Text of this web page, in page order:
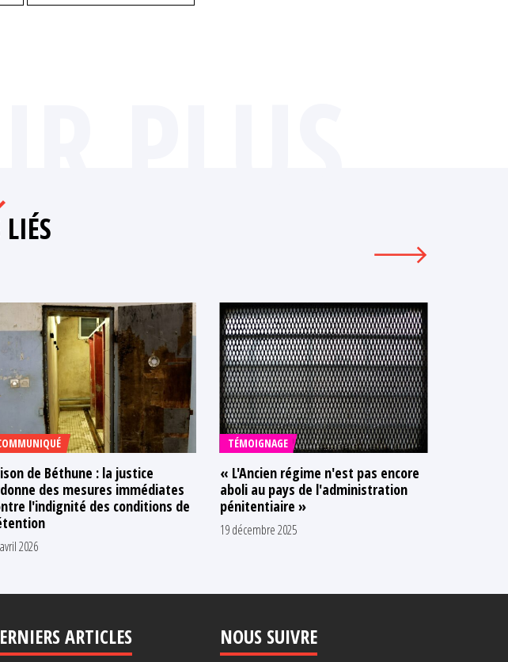
de Béthune : la justice
des mesures immédiates
l'indignité des conditions de
2026
TÉMOIGNAGE
« L'Ancien régime n'est pas encore
aboli au pays de l'administration
pénitentiaire »
19 décembre 2025
ARTICLES NOUS SUIVRE